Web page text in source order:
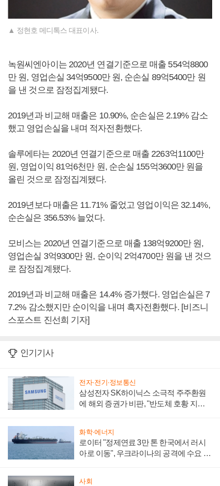
▲ 정현호 메디톡스 대표이사.
녹원씨엔아이는 2020년 연결기준으로 매출 554억8800
만 원, 영업손실 34억9500만 원, 순손실 89억5400만 원
을 낸 것으로 잠정집계됐다.
2019년과 비교해 매출은 10.90%, 순손실은 2.19% 감소
했고 영업손실을 내며 적자전환했다.
솔루에타는 2020년 연결기준으로 매출 2263억1100만
원, 영업이익 81억6천만 원, 순손실 155억3600만 원을
올린 것으로 잠정집계됐다.
2019년보다 매출은 11.71% 줄었고 영업이익은 32.14%,
순손실은 356.53% 늘었다.
모비스는 2020년 연결기준으로 매출 138억9200만 원,
영업손실 3억9300만 원, 순이익 2억4700만 원을 낸 것으
로 잠정집계됐다.
2019년과 비교해 매출은 14.4% 증가했다. 영업손실은 7
7.2% 감소했지만 순이익을 내며 흑자전환했다. [비즈니
스포스트 진선희 기자]
인기기사
전자·전기·정보통신
삼성전자 SK하이닉스 소극적 주주환원
에 해외 증권가 비판, "반도체 호황 지속
화학·에너지
로이터 "정제연료 3만 톤 한국에서 러시
아로 이동", 우크라이나의 공격에 수요 늘
사회